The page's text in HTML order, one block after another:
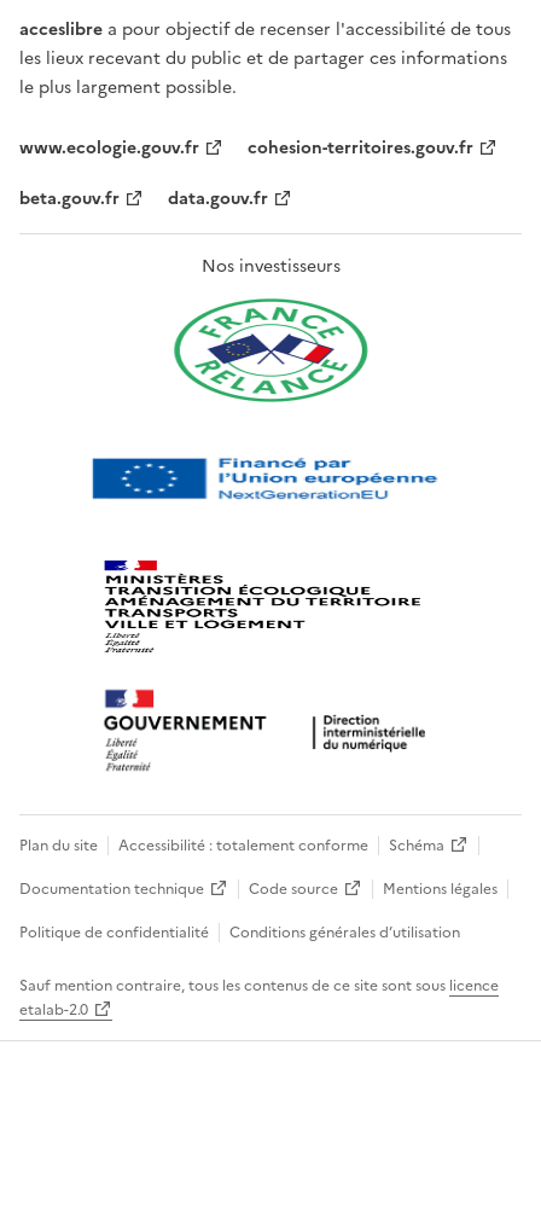
acceslibre a pour objectif de recenser l'accessibilité de tous
les lieux recevant du public et de partager ces informations
le plus largement possible.
www.ecologie.gouv.fr
cohesion-territoires.gouv.fr
beta.gouv.fr
data.gouv.fr
Nos investisseurs
Plan du site Accessibilité : totalement conforme
Schéma
Documentation technique
Code source
Mentions légales
Politique de confidentialité
Conditions générales d’utilisation
Sauf mention contraire, tous les contenus de ce site sont sous licence
etalab-2.0